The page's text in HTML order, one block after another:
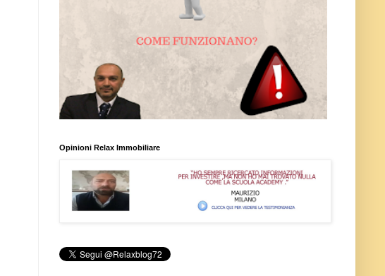
Opinioni Relax Immobiliare